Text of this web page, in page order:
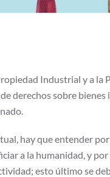
Industrial y a la
derechos sobre bienes
hay que entender
a la humanidad, y
esto último se